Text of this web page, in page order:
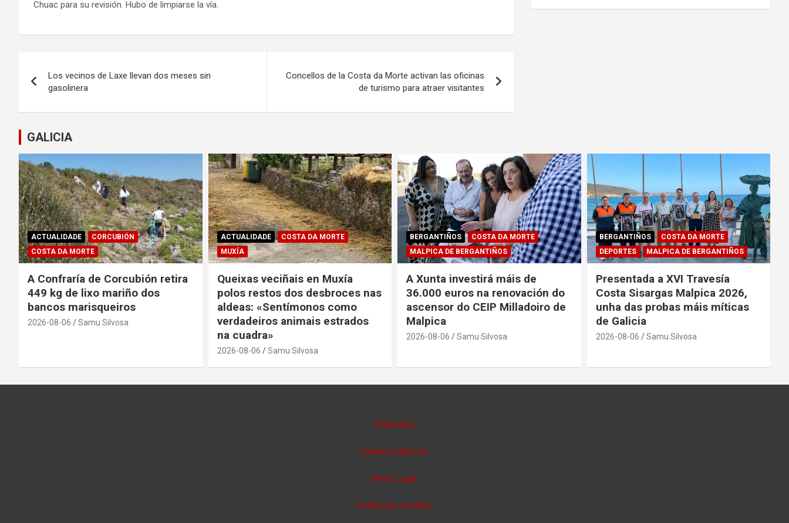
Chuac para su revisión. Hubo de limpiarse la vía.
de
entradas
Los vecinos de Laxe llevan dos meses sin
gasolinera
Concellos de la Costa da Morte activan las oficinas
de turismo para atraer visitantes
GALICIA
ACTUALIDADE
CORCUBIÓN
COSTA DA MORTE
A Confraría de Corcubión retira
449 kg de lixo mariño dos
bancos marisqueiros
2026-08-06 Samu Silvosa
ACTUALIDADE
COSTA DA MORTE
MUXÍA
Queixas veciñais en Muxía
polos restos dos desbroces nas
aldeas: «Sentímonos como
verdadeiros animais estrados
na cuadra»
2026-08-06 Samu Silvosa
BERGANTIÑOS
COSTA DA MORTE
MALPICA DE BERGANTIÑOS
A Xunta investirá máis de
36.000 euros na renovación do
ascensor do CEIP Milladoiro de
Malpica
2026-08-06 Samu Silvosa
BERGANTIÑOS
COSTA DA MORTE
DEPORTES
MALPICA DE BERGANTIÑOS
Presentada a XVI Travesía
Costa Sisargas Malpica 2026,
unha das probas máis míticas
de Galicia
2026-08-06 Samu Silvosa
Publicidad
Cartas al director
Aviso Legal
Política de Cookies